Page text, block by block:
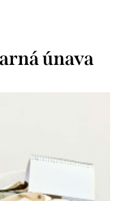
únava